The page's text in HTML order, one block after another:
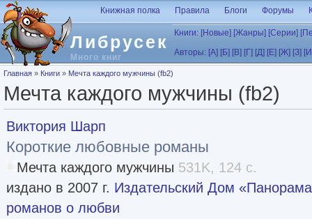
Перейти к основному содержанию
Либрусек
Много книг
Книжная полка Правила Блоги Форумы
Книги: [Новые] [Жанры] [Серии]
Авторы: [А] [Б] [В] [Г] [Д] [Е] [Ж] [З]
Вы здесь
Главная » Книги » Мечта каждого мужчины (fb2)
Мечта каждого мужчины (fb2)
Виктория Шарп
Короткие любовные романы
Мечта каждого мужчины 531K, 124 с.
издано в 2007 г. Издательский Дом
романов о любви